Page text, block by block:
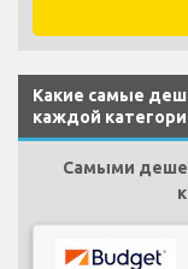
Какие самые
каждой
Самыми